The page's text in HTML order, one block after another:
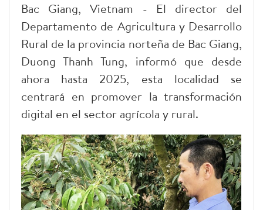
Bac Giang, Vietnam - El director del
Departamento de Agricultura y Desarrollo
Rural de la provincia norteña de Bac Giang,
Duong Thanh Tung, informó que desde
ahora hasta 2025, esta localidad se
centrará en promover la transformación
digital en el sector agrícola y rural.